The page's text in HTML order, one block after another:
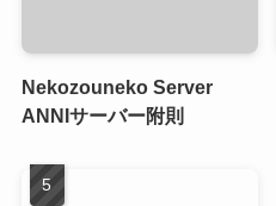
Nekozouneko Server
ANNIサーバー附則